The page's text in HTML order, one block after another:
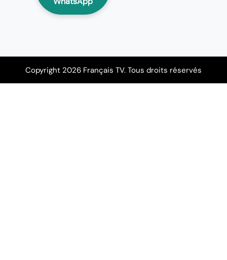
Copyright 2026 Français TV. Tous droits réservés